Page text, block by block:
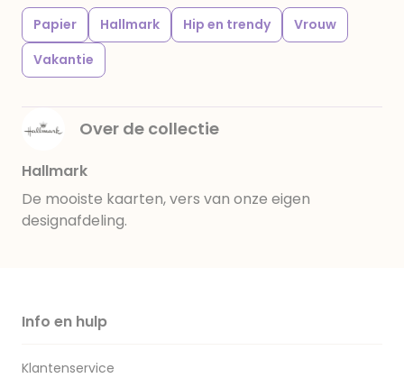
Papier Hallmark Hip en trendy
Vrouw
Vakantie
Over de collectie
Hallmark
De mooiste kaarten, vers van onze eigen
designafdeling.
Info en hulp
Klantenservice